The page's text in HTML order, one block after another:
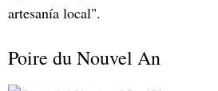
artesanía local".
Poire du Nouvel An